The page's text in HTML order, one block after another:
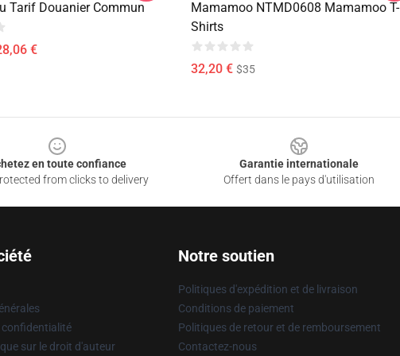
Tarif Douanier Commun
€
Mamamoo NTMD0608 Mamamoo T-
Shirts
32,20 € $35
en toute confiance
from clicks to delivery
Garantie internationale
Offert dans le pays d'utilisation
confidentialité
sur le droit d'auteur
Notre soutien
Politiques d'expédition et de livraison
Conditions de paiement
Politiques de retour et de remboursement
Contactez-nous